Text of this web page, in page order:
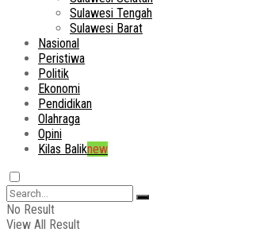
Sulawesi Tengah
Sulawesi Barat
Nasional
Peristiwa
Politik
Ekonomi
Pendidikan
Olahraga
Opini
Kilas Baliknew
No Result
View All Result